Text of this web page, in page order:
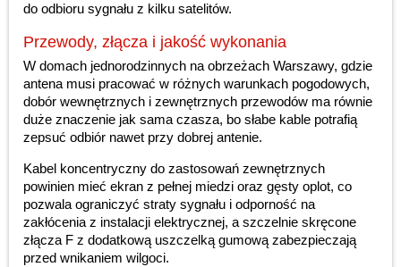
do odbioru sygnału z kilku satelitów.
Przewody, złącza i jakość wykonania
W domach jednorodzinnych na obrzeżach Warszawy, gdzie
antena musi pracować w różnych warunkach pogodowych,
dobór wewnętrznych i zewnętrznych przewodów ma równie
duże znaczenie jak sama czasza, bo słabe kable potrafią
zepsuć odbiór nawet przy dobrej antenie.
Kabel koncentryczny do zastosowań zewnętrznych
powinien mieć ekran z pełnej miedzi oraz gęsty oplot, co
pozwala ograniczyć straty sygnału i odporność na
zakłócenia z instalacji elektrycznej, a szczelnie skręcone
złącza F z dodatkową uszczelką gumową zabezpieczają
przed wnikaniem wilgoci.